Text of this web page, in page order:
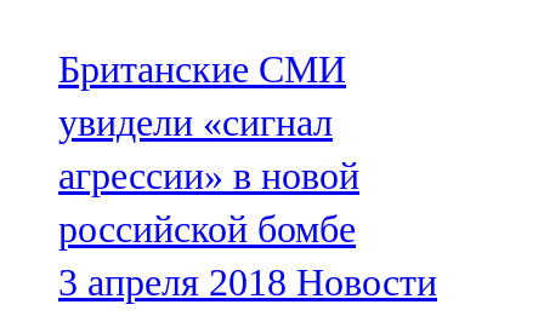
106,2 FM
Минзәлә
107,3 FM
Мөслим
100,0 FM
Британские СМИ
увидели «сигнал
агрессии» в новой
российской бомбе
3 апреля 2018 Новости